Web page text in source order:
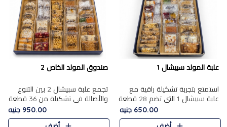
علبة المولد سبيشال 1
استمتع بتجربة تشكيلة راقية مع
علبة سبيشال 1 التي تضم 28 قطعة
من تشكيلة مختارة بعناية من أفخر
حلويات المولد المصرية الأصلية
650.00 جنيه
صندوق المولد الخاص 2
تجمع علبة سبيشال 2 بين التنوع
والأصالة في تشكيلة من 36 قطعة
تضم أشهر حلويات المولد الشرقية.
تحتوي العلبة على الجزرية بالفول،
950.00 جنيه